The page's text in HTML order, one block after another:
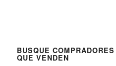
BUSQUE
QUE VENDEN